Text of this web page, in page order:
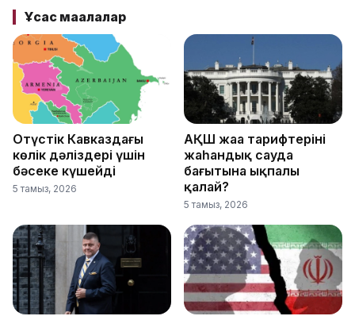
Ұқсас мақалалар
Оңтүстік Кавказдағы
көлік дәліздері үшін
бәсеке күшейді
5 тамыз, 2026
АҚШ жаңа тарифтерінің
жаһандық сауда
бағытына ықпалы
қалай?
5 тамыз, 2026